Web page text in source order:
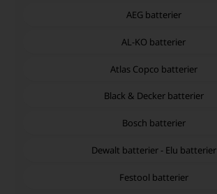
AEG batterier
AL-KO batterier
Atlas Copco batterier
Black & Decker batterier
Bosch batterier
Dewalt batterier - Elu batterier
Festool batterier